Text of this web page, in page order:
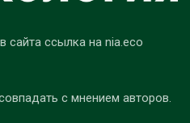
сайта ссылка на nia.eco
с мнением авторов.